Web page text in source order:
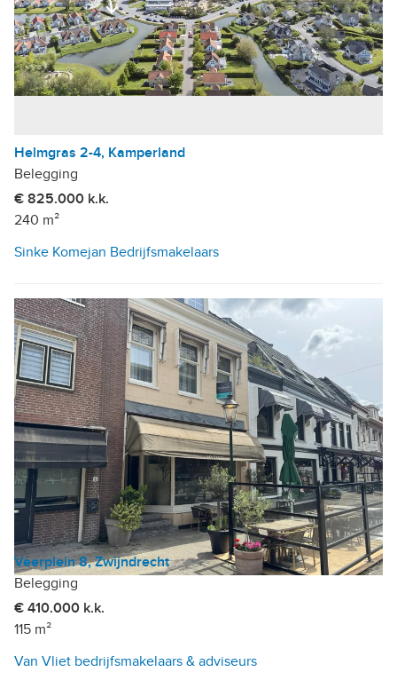
Helmgras 2-4, Kamperland
Belegging
€ 825.000 k.k.
240 m²
Sinke Komejan Bedrijfsmakelaars
Veerplein 8, Zwijndrecht
Belegging
€ 410.000 k.k.
115 m²
Van Vliet bedrijfsmakelaars & adviseurs